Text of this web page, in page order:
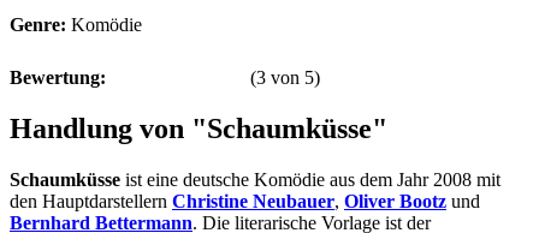
Genre: Komödie
Bewertung: (3 von 5)
Handlung von "Schaumküsse"
Schaumküsse ist eine deutsche Komödie aus dem Jahr 2008 mit
den Hauptdarstellern Christine Neubauer, Oliver Bootz und
Bernhard Bettermann. Die literarische Vorlage ist der